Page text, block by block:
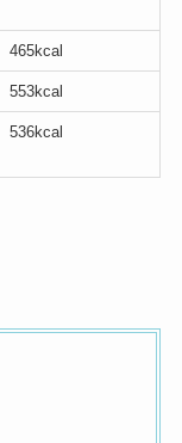
465kcal
553kcal
536kcal